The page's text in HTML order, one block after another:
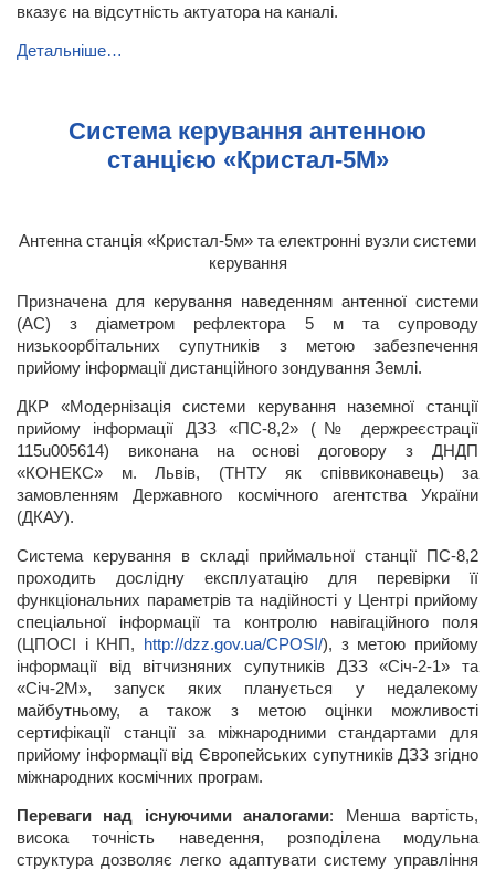
вказує на відсутність актуатора на каналі.
Детальніше…
Система керування антенною
станцією «Кристал-5М»
Антенна станція «Кристал-5м» та електронні вузли системи
керування
Призначена для керування наведенням антенної системи
(АС) з діаметром рефлектора 5 м та супроводу
низькоорбітальних супутників з метою забезпечення
прийому інформації дистанційного зондування Землі.
ДКР «Модернізація системи керування наземної станції
прийому інформації ДЗЗ «ПС-8,2» (№ держреєстрації
115u005614) виконана на основі договору з ДНДП
«КОНЕКС» м. Львів, (ТНТУ як співвиконавець) за
замовленням Державного коcмічного агентства України
(ДКАУ).
Система керування в складі приймальної станції ПС-8,2
проходить дослідну експлуатацію для перевірки її
функціональних параметрів та надійності у Центрі прийому
спеціальної інформації та контролю навігаційного поля
(ЦПОСІ і КНП, http://dzz.gov.ua/CPOSI/), з метою прийому
інформації від вітчизняних супутників ДЗЗ «Січ-2-1» та
«Січ-2М», запуск яких планується у недалекому
майбутньому, а також з метою оцінки можливості
сертифікації станції за міжнародними стандартами для
прийому інформації від Європейських супутників ДЗЗ згідно
міжнародних космічних програм.
Переваги над існуючими аналогами: Менша вартість,
висока точність наведення, розподілена модульна
структура дозволяє легко адаптувати систему управління